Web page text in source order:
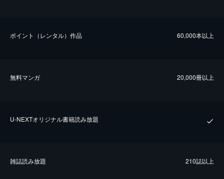
ポイント（レンタル）作品 60,000本以上
無料マンガ 20,000冊以上
U-NEXTオリジナル書籍読み放題
雑誌読み放題 210誌以上